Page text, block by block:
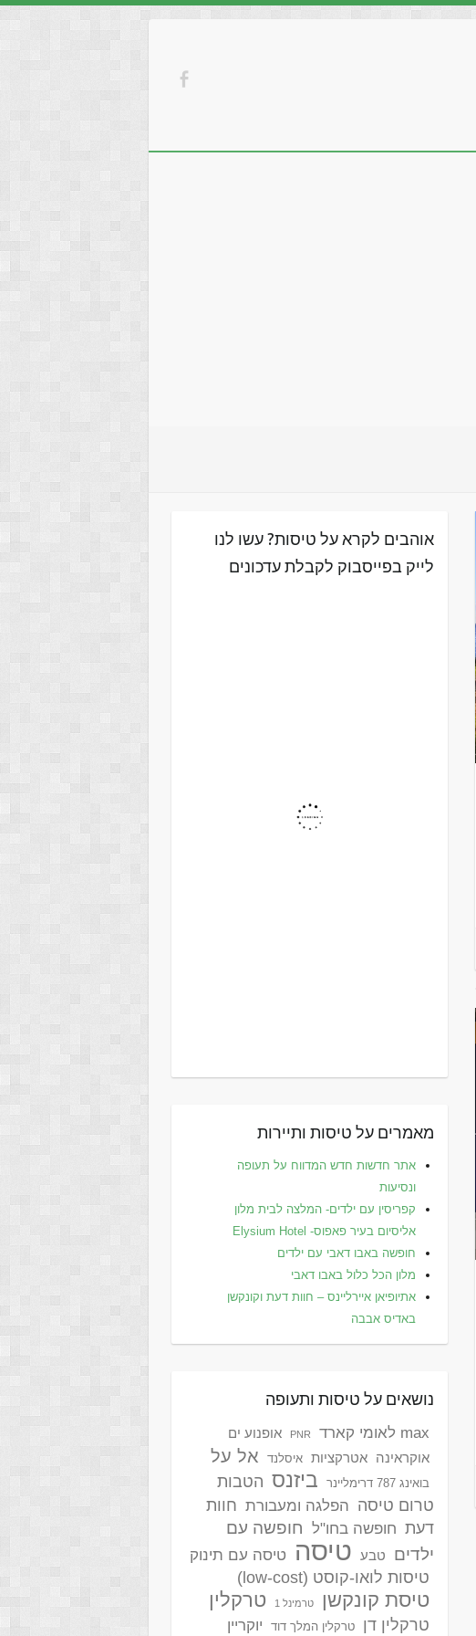
אוהבים לקרא על טיסות? עשו לנו
לייק בפייסבוק לקבלת עדכונים
מאמרים על טיסות ותיירות
אתר חדשות חדש המדווח על תעופה
ונסיעות
קפריסין עם ילדים- המלצה לבית מלון
אליסיום בעיר פאפוס- Elysium Hotel
חופשה באבו דאבי עם ילדים
מלון הכל כלול באבו דאבי
אתיופיאן איירליינס – חוות דעת וקונקשן
באדיס אבבה
נושאים על טיסות ותעופה
max לאומי קארד PNR
אופנוע ים
אוקראינה
אטרקציות איסלנד אל על
בואינג 787 דרימליינר ביזנס הטבות
טרום טיסה
הפלגה ומעבורת חוות
דעת חופשה בחו"ל
חופשה עם
ילדים
טבע טיסה טיסה עם תינוק
טיסות לואו-קוסט (low-cost)
טיסת קונקשן טרמינל 1 טרקלין
טרקלין דן טרקלין המלך דוד יוקריין